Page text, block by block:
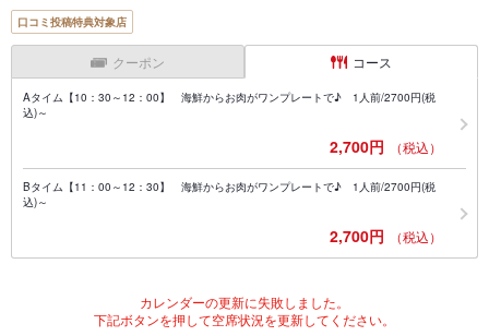
口コミ投稿特典対象店
クーポン コース
Aタイム【10：30～12：00】 海鮮からお肉がワンプレートで♪ 1人前/2700円(税
込)～
2,700円 （税込）
Bタイム【11：00～12：30】 海鮮からお肉がワンプレートで♪ 1人前/2700円(税
込)～
2,700円 （税込）
カレンダーの更新に失敗しました。
下記ボタンを押して空席状況を更新してください。